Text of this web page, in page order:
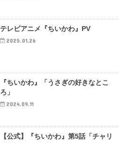
テレビアニメ『ちいかわ』PV
2025.01.26
『ちいかわ』「うさぎの好きなとこ
ろ」
2024.09.11
【公式】『ちいかわ』第5話「チャリ